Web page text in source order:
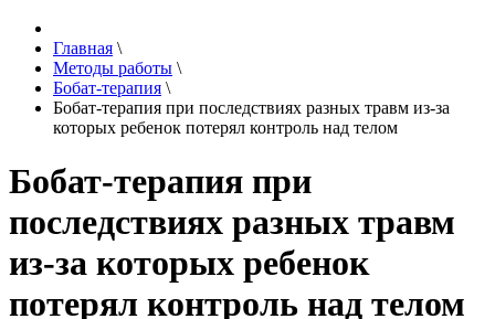
Главная \
Методы работы \
Бобат-терапия \
Бобат-терапия при последствиях разных травм из-за
которых ребенок потерял контроль над телом
Бобат-терапия при
последствиях разных травм
из-за которых ребенок
потерял контроль над телом